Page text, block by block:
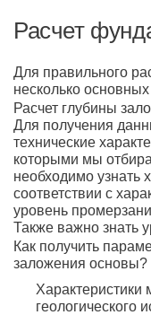
Расчет
Для правильного
несколько
Расчет глубины
Для получения
технические
которыми мы
необходимо узнать
соответствии с
уровень
Также важно знать
Как получить
заложения основы?
Характеристики
геологического